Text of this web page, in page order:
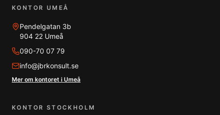
KONTOR UMEÅ
Pendelgatan 3b
904 22 Umeå
090-70 07 79
info@jbrkonsult.se
Mer om kontoret i Umeå
KONTOR STOCKHOLM